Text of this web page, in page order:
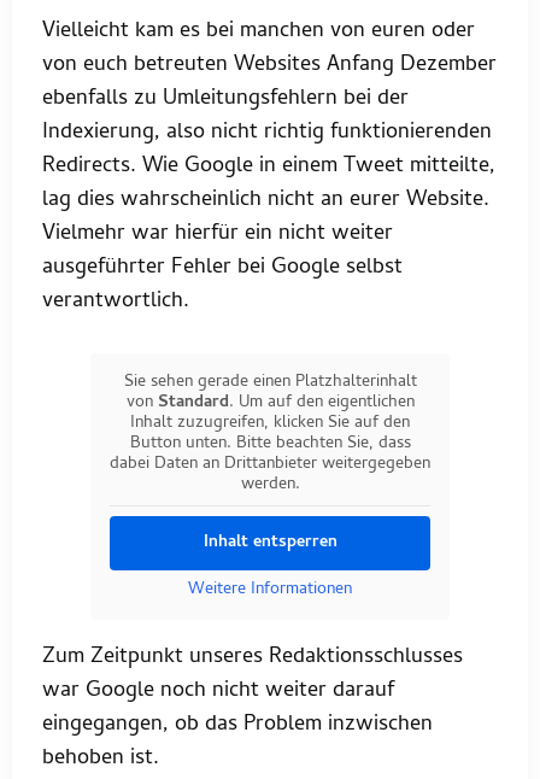
Vielleicht kam es bei manchen von euren oder
von euch betreuten Websites Anfang Dezember
ebenfalls zu Umleitungsfehlern bei der
Indexierung, also nicht richtig funktionierenden
Redirects. Wie Google in einem Tweet mitteilte,
lag dies wahrscheinlich nicht an eurer Website.
Vielmehr war hierfür ein nicht weiter
ausgeführter Fehler bei Google selbst
verantwortlich.
Sie sehen gerade einen Platzhalterinhalt
von Standard. Um auf den eigentlichen
Inhalt zuzugreifen, klicken Sie auf den
Button unten. Bitte beachten Sie, dass
dabei Daten an Drittanbieter weitergegeben
werden.
Inhalt entsperren
Weitere Informationen
Zum Zeitpunkt unseres Redaktionsschlusses
war Google noch nicht weiter darauf
eingegangen, ob das Problem inzwischen
behoben ist.